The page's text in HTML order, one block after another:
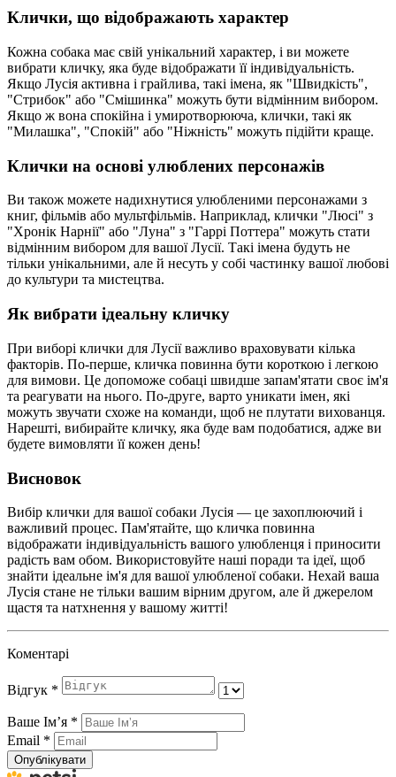
Клички, що відображають характер
Кожна собака має свій унікальний характер, і ви можете
вибрати кличку, яка буде відображати її індивідуальність.
Якщо Лусія активна і грайлива, такі імена, як "Швидкість",
"Стрибок" або "Смішинка" можуть бути відмінним вибором.
Якщо ж вона спокійна і умиротворююча, клички, такі як
"Милашка", "Спокій" або "Ніжність" можуть підійти краще.
Клички на основі улюблених персонажів
Ви також можете надихнутися улюбленими персонажами з
книг, фільмів або мультфільмів. Наприклад, клички "Люсі" з
"Хронік Нарнії" або "Луна" з "Гаррі Поттера" можуть стати
відмінним вибором для вашої Лусії. Такі імена будуть не
тільки унікальними, але й несуть у собі частинку вашої любові
до культури та мистецтва.
Як вибрати ідеальну кличку
При виборі клички для Лусії важливо враховувати кілька
факторів. По-перше, кличка повинна бути короткою і легкою
для вимови. Це допоможе собаці швидше запам'ятати своє ім'я
та реагувати на нього. По-друге, варто уникати імен, які
можуть звучати схоже на команди, щоб не плутати вихованця.
Нарешті, вибирайте кличку, яка буде вам подобатися, адже ви
будете вимовляти її кожен день!
Висновок
Вибір клички для вашої собаки Лусія — це захоплюючий і
важливий процес. Пам'ятайте, що кличка повинна
відображати індивідуальність вашого улюбленця і приносити
радість вам обом. Використовуйте наші поради та ідеї, щоб
знайти ідеальне ім'я для вашої улюбленої собаки. Нехай ваша
Лусія стане не тільки вашим вірним другом, але й джерелом
щастя та натхнення у вашому житті!
Коментарі
Відгук *
Ваше Імʼя *
Email *
Опублікувати